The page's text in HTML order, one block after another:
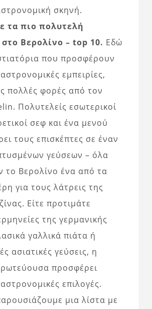
σκηνή.
τα πιο πολυτελή
στο Βερολίνο – top 10. Εδώ
που προσφέρουν
εμπειρίες,
πολλές φορές από τον
Πολυτελείς εσωτερικοί
σεφ και ένα μενού
τους επισκέπτες σε έναν
γεύσεων – όλα
το Βερολίνο ένα από τα
για τους λάτρεις της
Είτε προτιμάτε
της γερμανικής
γαλλικά πιάτα ή
ασιατικές γεύσεις, η
προσφέρει
επιλογές.
μια λίστα με